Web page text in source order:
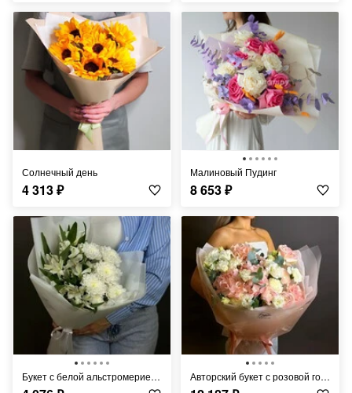
Солнечный день
4 313₽
Малиновый Пудинг
8 653₽
Букет с белой альстромерией и хризантемой Авторский букет с розовой гортензией и розами